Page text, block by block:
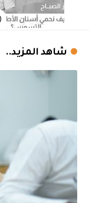
شاهد المزيد..